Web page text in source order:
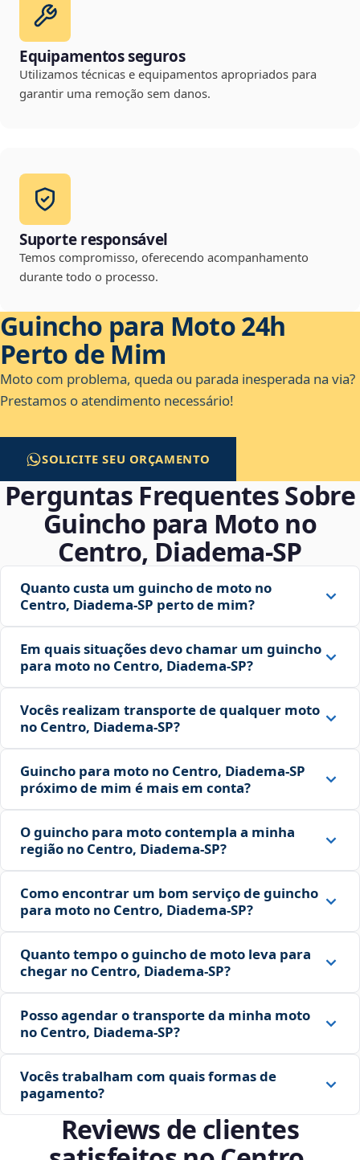
Equipamentos seguros
Utilizamos técnicas e equipamentos apropriados para
garantir uma remoção sem danos.
Suporte responsável
Temos compromisso, oferecendo acompanhamento
durante todo o processo.
Guincho para Moto 24h
Perto de Mim
Moto com problema, queda ou parada inesperada na via?
Prestamos o atendimento necessário!
SOLICITE SEU ORÇAMENTO
Perguntas Frequentes Sobre
Guincho para Moto no
Centro, Diadema‑SP
Quanto custa um guincho de moto no
Centro, Diadema‑SP perto de mim?
Em quais situações devo chamar um guincho
para moto no Centro, Diadema‑SP?
Vocês realizam transporte de qualquer moto
no Centro, Diadema‑SP?
Guincho para moto no Centro, Diadema‑SP
próximo de mim é mais em conta?
O guincho para moto contempla a minha
região no Centro, Diadema‑SP?
Como encontrar um bom serviço de guincho
para moto no Centro, Diadema‑SP?
Quanto tempo o guincho de moto leva para
chegar no Centro, Diadema‑SP?
Posso agendar o transporte da minha moto
no Centro, Diadema‑SP?
Vocês trabalham com quais formas de
pagamento?
Reviews de clientes